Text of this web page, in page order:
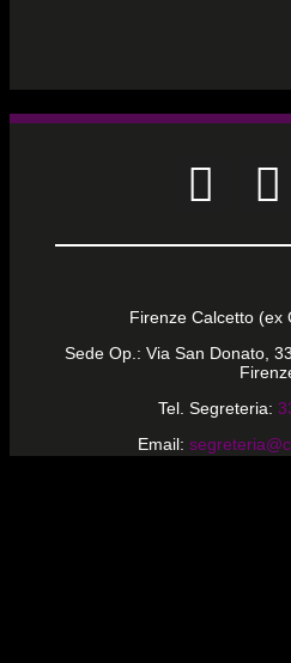
Firenze Calcetto (ex
Sede Op.: Via San Donato,
Tel. Segreteria:
Email: